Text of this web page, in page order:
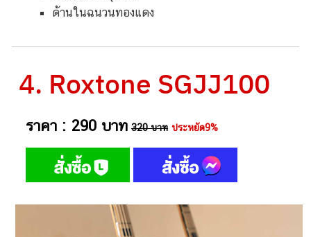
ด้านในฉนวนทองแดง
4. Roxtone SGJJ100
ราคา : 290 บาท 320 บาท ประหยัด9%